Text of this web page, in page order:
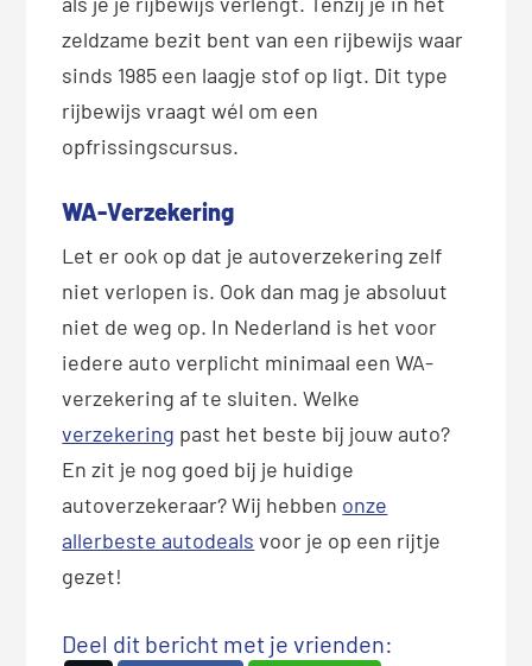
zeldzame bezit bent van een rijbewijs waar
sinds 1985 een laagje stof op ligt. Dit type
rijbewijs vraagt wél om een
opfrissingscursus.
WA-Verzekering
Let er ook op dat je autoverzekering zelf
niet verlopen is. Ook dan mag je absoluut
niet de weg op. In Nederland is het voor
iedere auto verplicht minimaal een WA-
verzekering af te sluiten. Welke
verzekering past het beste bij jouw auto?
En zit je nog goed bij je huidige
autoverzekeraar? Wij hebben onze
allerbeste autodeals voor je op een rijtje
gezet!
Deel dit bericht met je vrienden: